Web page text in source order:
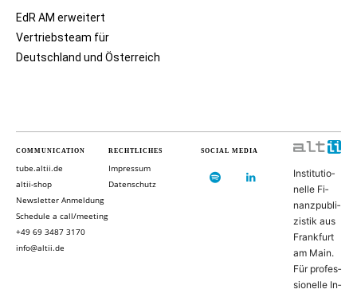
EdR AM erweitert
Vertriebsteam für
Deutschland und Österreich
COMMUNICATION
tube.altii.de
altii-shop
Newsletter Anmeldung
Schedule a call/meeting
+49 69 3487 3170
info@altii.de
RECHTLICHES
Impressum
Datenschutz
SOCIAL MEDIA
In­sti­tu­ti­o­
nel­le Fi­
nanz­pu­bli­
zis­tik aus
Frank­furt
am Main.
Für pro­fes­
si­o­nel­le In­